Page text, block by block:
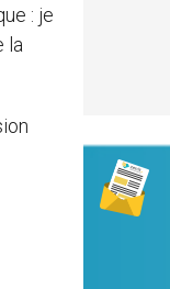
: je
la